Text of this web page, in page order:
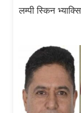
लम्पी स्किन